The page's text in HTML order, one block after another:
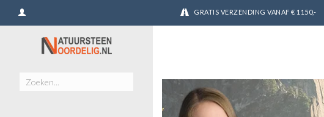
GRATIS VERZENDING VANAF € 1150,-